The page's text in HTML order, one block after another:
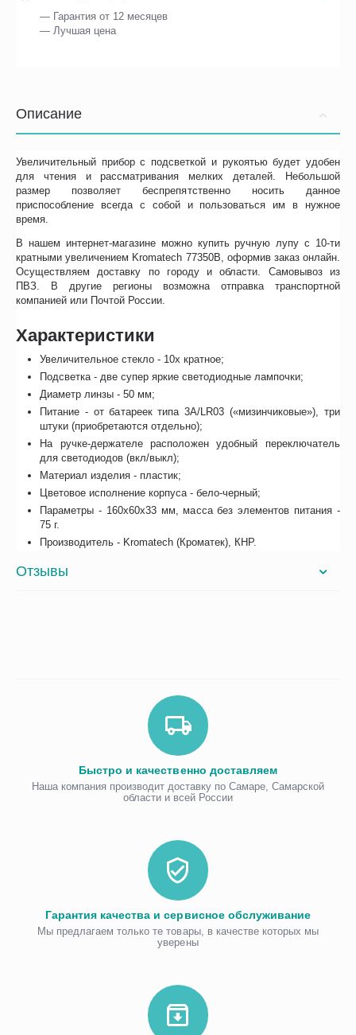
— Гарантия от 12 месяцев
— Лучшая цена
Описание
Увеличительный прибор с подсветкой и рукоятью будет удобен
для чтения и рассматривания мелких деталей. Небольшой
размер позволяет беспрепятственно носить данное
приспособление всегда с собой и пользоваться им в нужное
время.
В нашем интернет-магазине можно купить ручную лупу с 10-ти
кратными увеличением Kromatech 77350B, оформив заказ онлайн.
Осуществляем доставку по городу и области. Самовывоз из
ПВЗ. В другие регионы возможна отправка транспортной
компанией или Почтой России.
Характеристики
Увеличительное стекло - 10х кратное;
Подсветка - две супер яркие светодиодные лампочки;
Диаметр линзы - 50 мм;
Питание - от батареек типа 3А/LR03 («мизинчиковые»), три
штуки (приобретаются отдельно);
На ручке-держателе расположен удобный переключатель
для светодиодов (вкл/выкл);
Материал изделия - пластик;
Цветовое исполнение корпуса - бело-черный;
Параметры - 160х60х33 мм, масса без элементов питания -
75 г.
Производитель - Kromatech (Кроматек), КНР.
Отзывы
Быстро и качественно доставляем
Наша компания производит доставку по Самаре, Самарской
области и всей России
Гарантия качества и сервисное обслуживание
Мы предлагаем только те товары, в качестве которых мы
уверены